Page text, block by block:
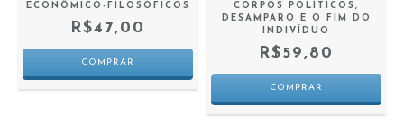
ECONÔMICO-FILOSÓFICOS
R$47,00
CORPOS POLÍTICOS,
DESAMPARO E O FIM DO
INDIVÍDUO
R$59,80